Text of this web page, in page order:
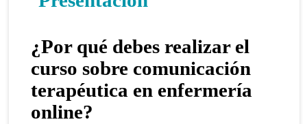
¿Por qué debes realizar el
curso sobre comunicación
terapéutica en enfermería
online?